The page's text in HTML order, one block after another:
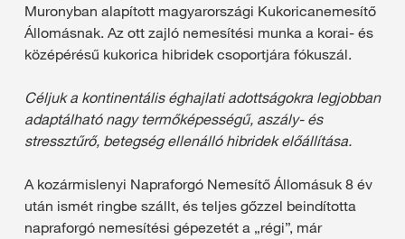
Muronyban alapított magyarországi Kukoricanemesítő
Állomásnak. Az ott zajló nemesítési munka a korai- és
középérésű kukorica hibridek csoportjára fókuszál.
Céljuk a kontinentális éghajlati adottságokra legjobban
adaptálható nagy termőképességű, aszály- és
stressztűrő, betegség ellenálló hibridek előállítása.
A kozármislenyi Napraforgó Nemesítő Állomásuk 8 év
után ismét ringbe szállt, és teljes gőzzel beindította
napraforgó nemesítési gépezetét a „régi”, már